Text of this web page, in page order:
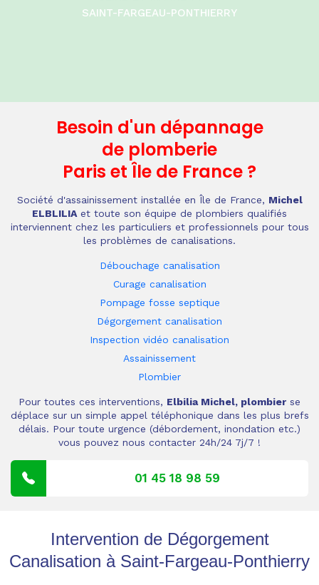
SAINT-FARGEAU-PONTHIERRY
Besoin d'un dépannage
de plomberie
Paris et Île de France ?
Société d'assainissement installée en Île de France, Michel
ELBLILIA et toute son équipe de plombiers qualifiés
interviennent chez les particuliers et professionnels pour tous
les problèmes de canalisations.
Débouchage canalisation
Curage canalisation
Pompage fosse septique
Dégorgement canalisation
Inspection vidéo canalisation
Assainissement
Plombier
Pour toutes ces interventions, Elbilia Michel, plombier se
déplace sur un simple appel téléphonique dans les plus brefs
délais. Pour toute urgence (débordement, inondation etc.)
vous pouvez nous contacter 24h/24 7j/7 !
01 45 18 98 59
Intervention de Dégorgement
Canalisation à Saint-Fargeau-Ponthierry